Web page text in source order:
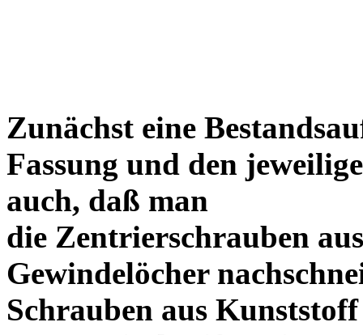
Zunächst eine
Fassung und den
auch, daß man
die Zentrierschrauben
Gewindelöcher
Schrauben aus